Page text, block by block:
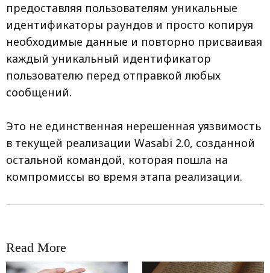
предоставляя пользователям уникальные
идентификаторы раундов и просто копируя
необходимые данные и повторно присваивая
каждый уникальный идентификатор
пользователю перед отправкой любых
сообщений.
Это не единственная нерешенная уязвимость
в текущей реализации Wasabi 2.0, созданной
остальной командой, которая пошла на
компромиссы во время этапа реализации.
Read More